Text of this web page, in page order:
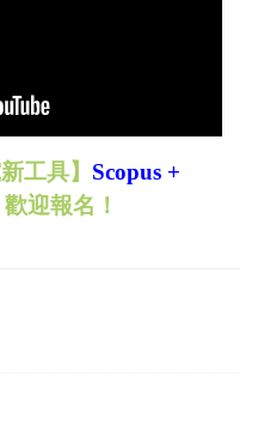
工具】 Scopus +
迎報名！